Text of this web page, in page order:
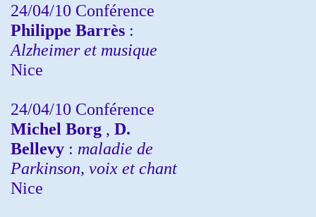
24/04/10 Conférence
Philippe Barrès :
Alzheimer et musique
Nice
24/04/10 Conférence
Michel Borg , D.
Bellevy : maladie de
Parkinson, voix et chant
Nice